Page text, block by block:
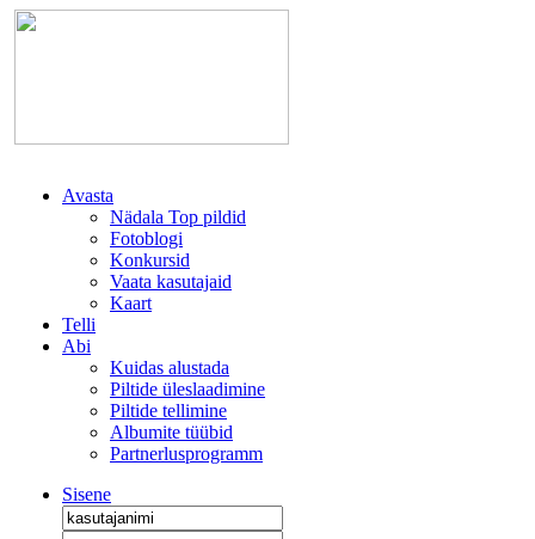
Avasta
Nädala Top pildid
Fotoblogi
Konkursid
Vaata kasutajaid
Kaart
Telli
Abi
Kuidas alustada
Piltide üleslaadimine
Piltide tellimine
Albumite tüübid
Partnerlusprogramm
Sisene